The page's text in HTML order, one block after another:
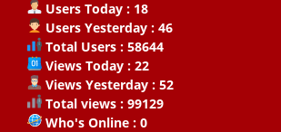
Users Today : 18
Users Yesterday : 46
Total Users : 58644
Views Today : 22
Views Yesterday : 52
Total views : 99129
Who's Online : 0